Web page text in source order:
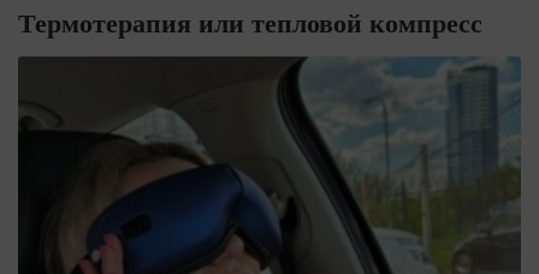
Термотерапия или тепловой компресс